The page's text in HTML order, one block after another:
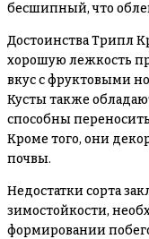
бесшипный, что
Достоинства Трипл
хорошую лежкость
вкус с фруктовыми
Кусты также
способны
Кроме того, они
почвы.
Недостатки сорта
зимостойкости,
формировании